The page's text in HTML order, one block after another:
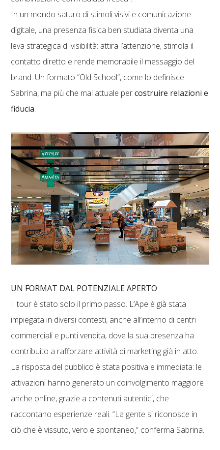
In un mondo saturo di stimoli visivi e comunicazione
digitale, una presenza fisica ben studiata diventa una
leva strategica di visibilità: attira l’attenzione, stimola il
contatto diretto e rende memorabile il messaggio del
brand. Un formato “Old School”, come lo definisce
Sabrina, ma più che mai attuale percostruire relazioni e
fiducia.
UN FORMAT DAL POTENZIALE APERTO
Il tour è stato solo il primo passo. L’Ape è già stata
impiegata in diversi contesti, anche all’interno di centri
commerciali e punti vendita, dove la sua presenza ha
contribuito a rafforzare attività di marketing già in atto.
La risposta del pubblico è stata positiva e immediata: le
attivazioni hanno generato un coinvolgimento maggiore
anche online, grazie a contenuti autentici, che
raccontano esperienze reali. “La gente si riconosce in
ciò che è vissuto, vero e spontaneo,” conferma Sabrina.